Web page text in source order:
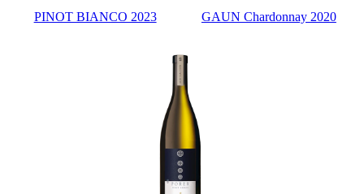
PINOT BIANCO 2023 GAUN Chardonnay 2020